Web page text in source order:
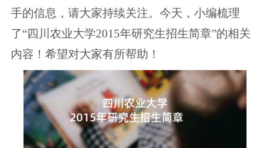
手的信息，请大家持续关注。今天，小编梳理
了“四川农业大学2015年研究生招生简章”的相关
内容！希望对大家有所帮助！